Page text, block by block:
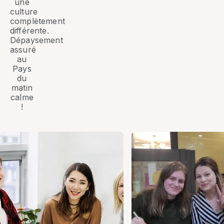
une
culture
complètement
différente.
Dépaysement
assuré
au
Pays
du
matin
calme
!